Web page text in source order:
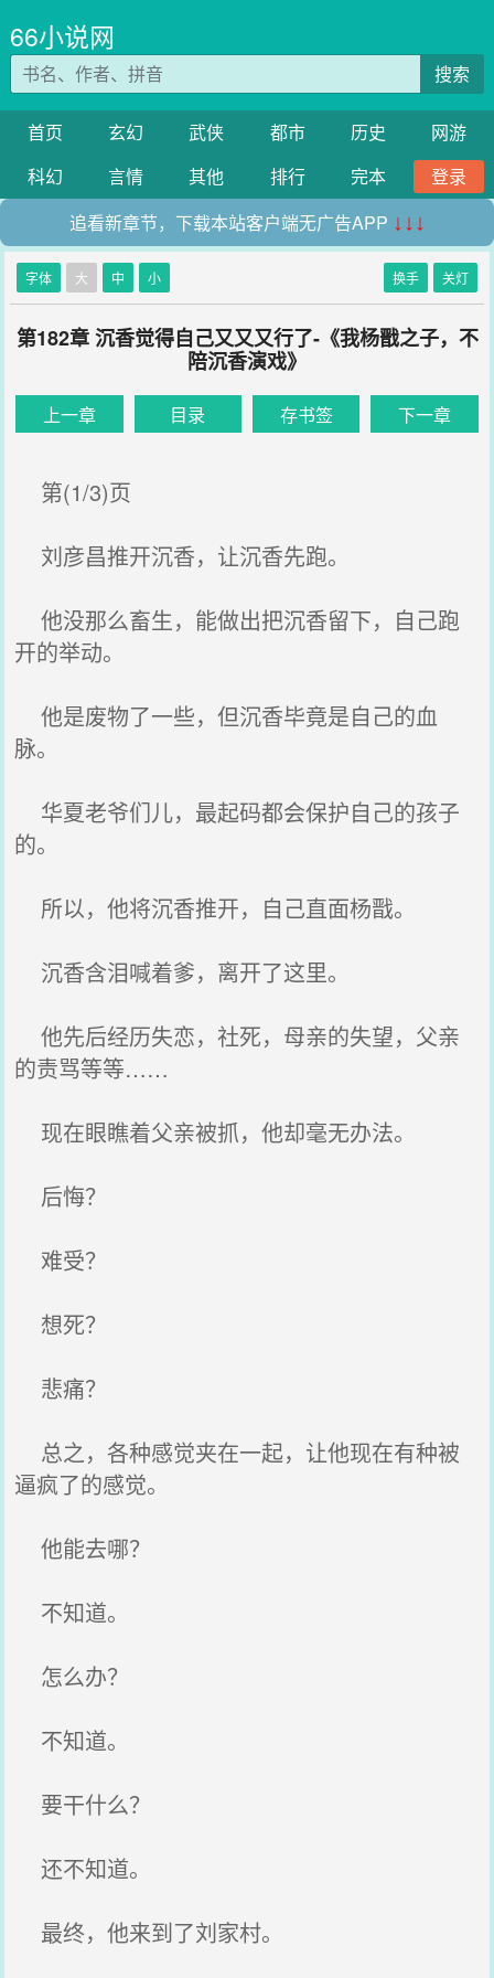
66小说网
搜索
首页 玄幻 武侠 都市 历史
网游
科幻
言情 其他 排行 完本
登录
追看新章节，下载本站客户端无广告APP ↓↓↓
字体 大 中 小 换手 关灯
第182章 沉香觉得自己又又又行了-《我杨戬之子，不
陪沉香演戏》
上一章 目录 存书签 下一章
第(1/3)页
刘彦昌推开沉香，让沉香先跑。
他没那么畜生，能做出把沉香留下，自己跑
开的举动。
他是废物了一些，但沉香毕竟是自己的血
脉。
华夏老爷们儿，最起码都会保护自己的孩子
的。
所以，他将沉香推开，自己直面杨戬。
沉香含泪喊着爹，离开了这里。
他先后经历失恋，社死，母亲的失望，父亲
的责骂等等……
现在眼瞧着父亲被抓，他却毫无办法。
后悔？
难受？
想死？
悲痛？
总之，各种感觉夹在一起，让他现在有种被
逼疯了的感觉。
他能去哪？
不知道。
怎么办？
不知道。
要干什么？
还不知道。
最终，他来到了刘家村。